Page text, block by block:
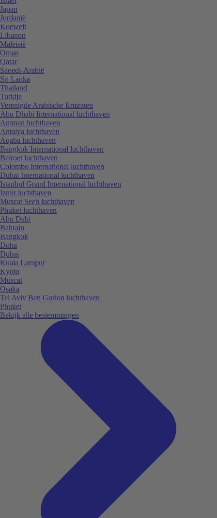
Japan
Jordanië
Koeweit
Libanon
Maleisië
Oman
Qatar
Saoedi-Arabië
Sri Lanka
Thailand
Turkije
Verenigde Arabische Emiraten
Abu Dhabi International luchthaven
Amman luchthaven
Antalya luchthaven
Aqaba luchthaven
Bangkok International luchthaven
Beiroet luchthaven
Colombo International luchthaven
Dubai International luchthaven
Istanbul Grand International luchthaven
Izmir luchthaven
Muscat Seeb luchthaven
Phuket luchthaven
Abu Dabi
Bahrain
Bangkok
Doha
Dubai
Kuala Lumpur
Kyoto
Muscat
Osaka
Tel Aviv Ben Gurion luchthaven
Phuket
Bekijk alle bestemmingen